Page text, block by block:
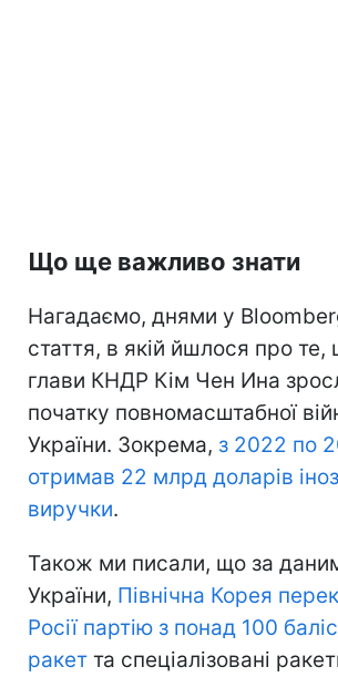
Що ще важливо знати
Нагадаємо, днями у
стаття, в якій йшлося про
глави КНДР Кім Чен Ина
початку повномасштабної
України. Зокрема, з 2022 по
отримав 22 млрд доларів
виручки.
Також ми писали, що за
України, Північна Корея
Росії партію з понад 100
ракет та спеціалізовані